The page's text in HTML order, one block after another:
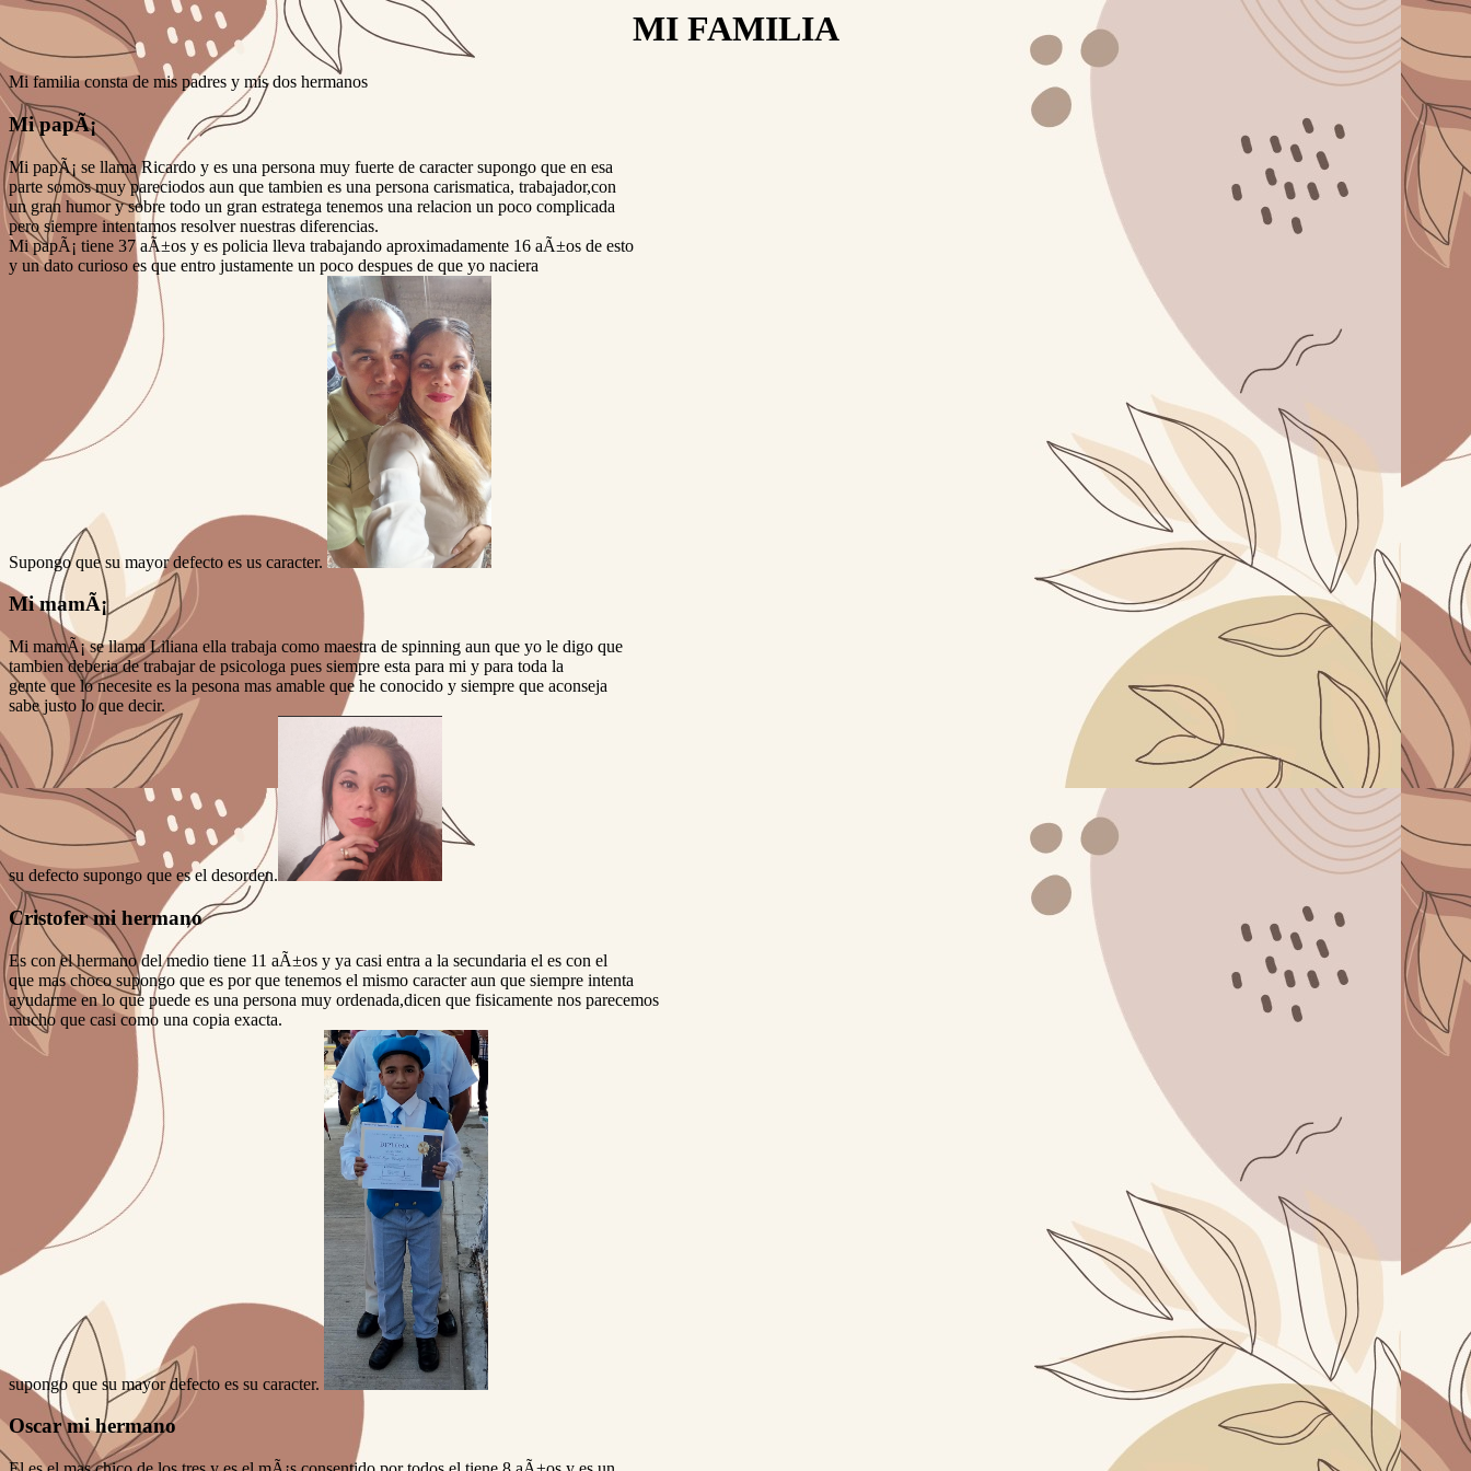
MI FAMILIA
Mi familia consta de mis padres y mis dos hermanos
Mi papÃ¡
Mi papÃ¡ se llama Ricardo y es una persona muy fuerte de caracter supongo que en esa
parte somos muy pareciodos aun que tambien es una persona carismatica, trabajador,con
un gran humor y sobre todo un gran estratega tenemos una relacion un poco complicada
pero siempre intentamos resolver nuestras diferencias.
Mi papÃ¡ tiene 37 aÃ±os y es policia lleva trabajando aproximadamente 16 aÃ±os de esto
y un dato curioso es que entro justamente un poco despues de que yo naciera
Supongo que su mayor defecto es us caracter.
Mi mamÃ¡
Mi mamÃ¡ se llama Liliana ella trabaja como maestra de spinning aun que yo le digo que
tambien deberia de trabajar de psicologa pues siempre esta para mi y para toda la
gente que lo necesite es la pesona mas amable que he conocido y siempre que aconseja
sabe justo lo que decir.
su defecto supongo que es el desorden.
Cristofer mi hermano
Es con el hermano del medio tiene 11 aÃ±os y ya casi entra a la secundaria el es con el
que mas choco supongo que es por que tenemos el mismo caracter aun que siempre intenta
ayudarme en lo que puede es una persona muy ordenada,dicen que fisicamente nos parecemos
mucho que casi como una copia exacta.
supongo que su mayor defecto es su caracter.
Oscar mi hermano